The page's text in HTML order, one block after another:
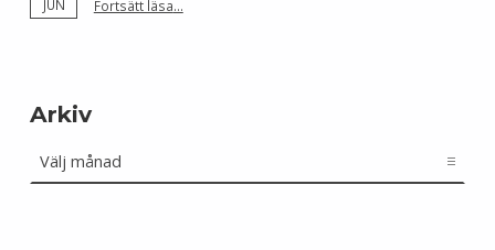
JUN Fortsätt läsa…
Arkiv